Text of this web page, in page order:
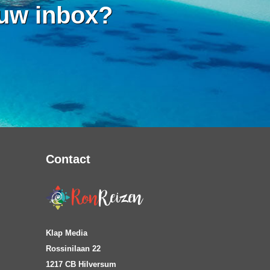
inbox?
Contact
Klap Media
Rossinilaan 22
1217 CB Hilversum